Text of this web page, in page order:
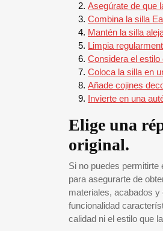
Asegúrate de que
Combina la silla
Mantén la silla
Limpia
Considera el
Coloca la silla en
Añade cojines
Invierte en una
Elige una
original.
Si no puedes permitirte
para asegurarte de
materiales, acabados
funcionalidad
calidad ni el estilo que